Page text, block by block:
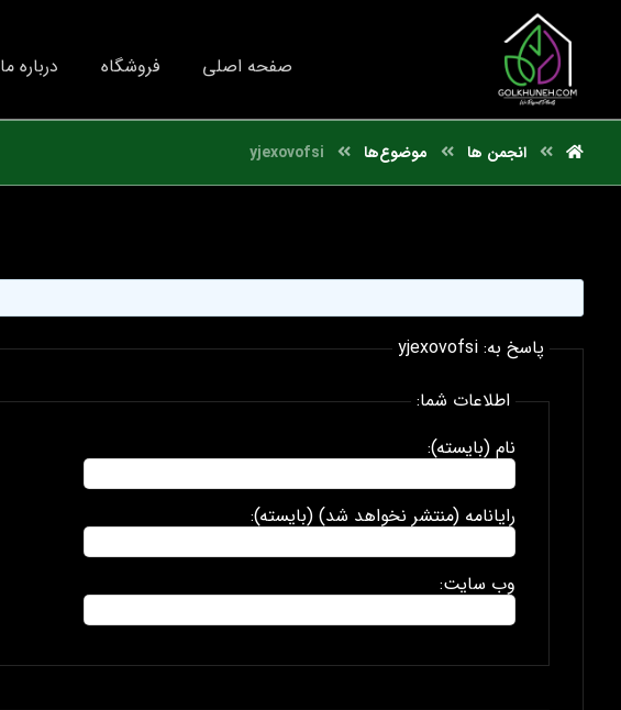
صفحه اصلی فروشگاه درباره ما
انجمن ها موضوع‌ها yjexovofsi
پاسخ به: yjexovofsi
اطلاعات شما:
نام (بایسته):
رایانامه (منتشر نخواهد شد) (بایسته):
وب سایت: